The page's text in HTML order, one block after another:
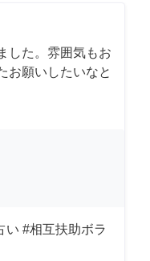
した。雰囲気もお
お願いしたいなと
い #相互扶助ボラ